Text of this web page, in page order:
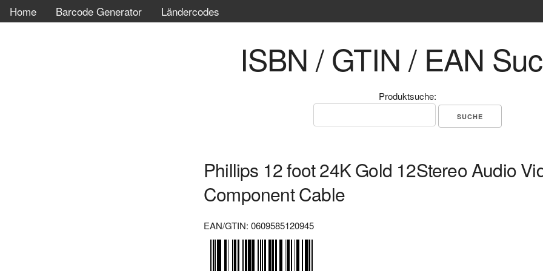
Home Barcode Generator Ländercodes
ISBN / GTIN / EAN
Produktsuche:
Phillips 12 foot 24K Gold 12Stereo Audio
Component Cable
EAN/GTIN: 0609585120945